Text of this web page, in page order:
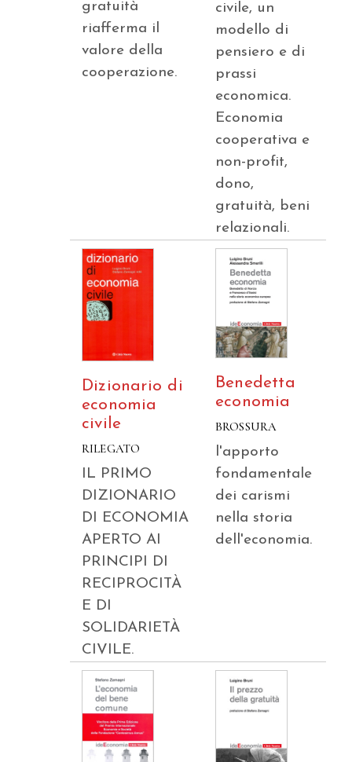
gratuità
riafferma il
valore della
cooperazione.
civile, un
modello di
pensiero e di
prassi
economica.
Economia
cooperativa e
non-profit,
dono,
gratuità, beni
relazionali.
Dizionario di
economia
civile
RILEGATO
IL PRIMO
DIZIONARIO
DI ECONOMIA
APERTO AI
PRINCIPI DI
RECIPROCITÀ
E DI
SOLIDARIETÀ
CIVILE.
Benedetta
economia
BROSSURA
l'apporto
fondamentale
dei carismi
nella storia
dell'economia.